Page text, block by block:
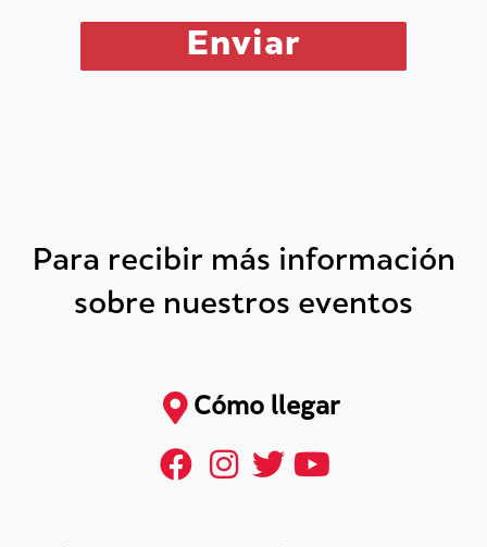
Para recibir más información
sobre nuestros eventos
Cómo llegar